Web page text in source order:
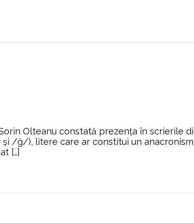
Olteanu constată prezența în scrierile
/ğ/), litere care ar constitui un
[…]